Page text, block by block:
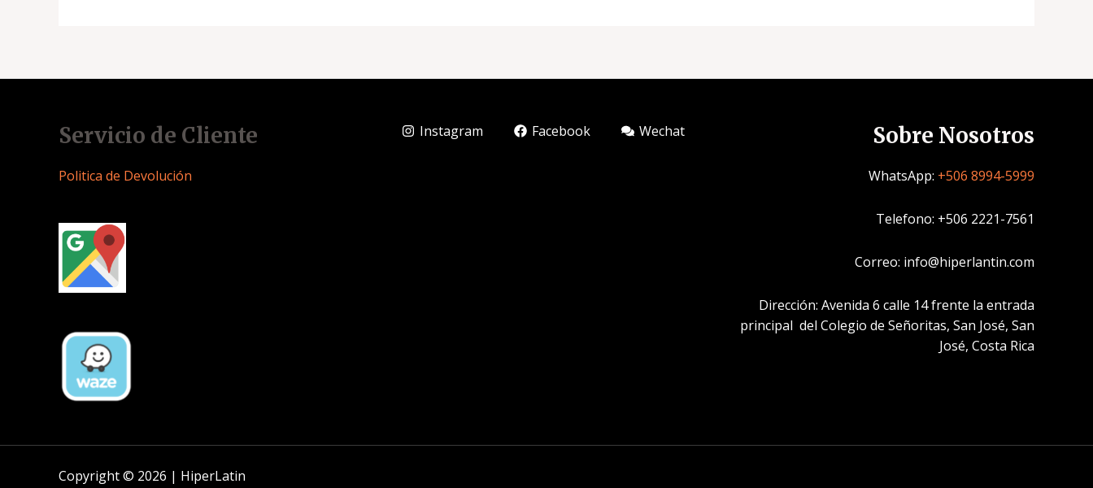
Servicio de Cliente
Politica de Devolución
Instagram Facebook Wechat Sobre Nosotros
WhatsApp: +506 8994-5999
Telefono: +506 2221-7561
Correo: info@hiperlantin.com
Dirección: Avenida 6 calle 14 frente la entrada
principal del Colegio de Señoritas, San José, San
José, Costa Rica
Copyright © 2026 | HiperLatin